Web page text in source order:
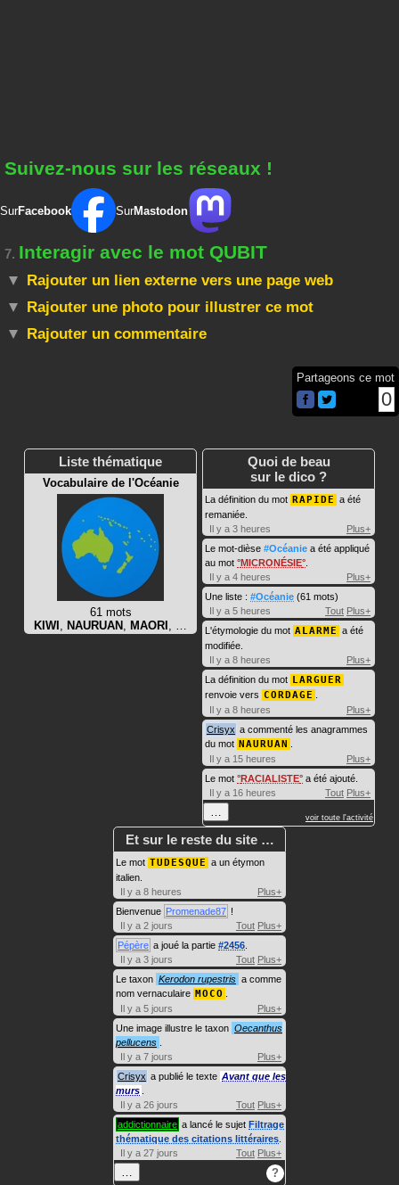
Suivez-nous sur les réseaux !
SurFacebook SurMastodon
7. Interagir avec le mot QUBIT
Rajouter un lien externe vers une page web
Rajouter une photo pour illustrer ce mot
Rajouter un commentaire
Partageons ce mot
0
Liste thématique
Vocabulaire de l'Océanie
61 mots
KIWI , NAURUAN , MAORI , …
Quoi de beau
sur le dico ?
La définition du mot RAPIDE a été
remaniée.
Il y a 3 heures
Plus+
Le mot-dièse #Océanie a été appliqué
au mot MICRONÉSIE
Il y a 4 heures
Plus+
Une liste : #Océanie (61 mots)
Il y a 5 heures
Tout Plus+
L'étymologie du mot ALARME a été
modifiée.
Il y a 8 heures
Plus+
La définition du mot LARGUER
renvoie vers CORDAGE
Il y a 8 heures
Plus+
Crisyx a commenté les anagrammes
du mot NAURUAN
Il y a 15 heures
Plus+
Le mot RACIALISTE a été ajouté.
Il y a 16 heures
Tout Plus+
… voir toute l'activité
Et sur le reste du site …
Le mot TUDESQUE a un étymon
italien.
Il y a 8 heures
Plus+
Bienvenue Promenade87 !
Il y a 2 jours
Tout Plus+
Pépère a joué la partie #2456
Il y a 3 jours
Tout Plus+
Le taxon Kerodon rupestris a comme
nom vernaculaire MOCO
Il y a 5 jours
Plus+
Une image illustre le taxon Oecanthus
pellucens
Il y a 7 jours
Plus+
Crisyx a publié le texte Avant que les
murs
Il y a 26 jours
Tout Plus+
addictionnaire a lancé le sujet Filtrage
thématique des citations littéraires
Il y a 27 jours
Tout Plus+
… ?